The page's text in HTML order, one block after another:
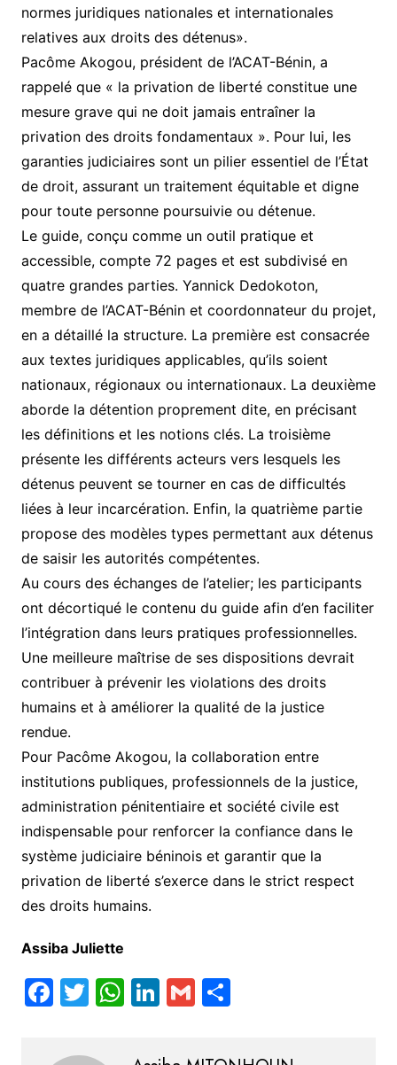
normes juridiques nationales et internationales
relatives aux droits des détenus».
Pacôme Akogou, président de l’ACAT-Bénin, a
rappelé que « la privation de liberté constitue une
mesure grave qui ne doit jamais entraîner la
privation des droits fondamentaux ». Pour lui, les
garanties judiciaires sont un pilier essentiel de l’État
de droit, assurant un traitement équitable et digne
pour toute personne poursuivie ou détenue.
Le guide, conçu comme un outil pratique et
accessible, compte 72 pages et est subdivisé en
quatre grandes parties. Yannick Dedokoton,
membre de l’ACAT-Bénin et coordonnateur du projet,
en a détaillé la structure. La première est consacrée
aux textes juridiques applicables, qu’ils soient
nationaux, régionaux ou internationaux. La deuxième
aborde la détention proprement dite, en précisant
les définitions et les notions clés. La troisième
présente les différents acteurs vers lesquels les
détenus peuvent se tourner en cas de difficultés
liées à leur incarcération. Enfin, la quatrième partie
propose des modèles types permettant aux détenus
de saisir les autorités compétentes.
Au cours des échanges de l’atelier; les participants
ont décortiqué le contenu du guide afin d’en faciliter
l’intégration dans leurs pratiques professionnelles.
Une meilleure maîtrise de ses dispositions devrait
contribuer à prévenir les violations des droits
humains et à améliorer la qualité de la justice
rendue.
Pour Pacôme Akogou, la collaboration entre
institutions publiques, professionnels de la justice,
administration pénitentiaire et société civile est
indispensable pour renforcer la confiance dans le
système judiciaire béninois et garantir que la
privation de liberté s’exerce dans le strict respect
des droits humains.
Assiba Juliette
F
c
T
itt
W
at
Li
k
G
ai
S
ar